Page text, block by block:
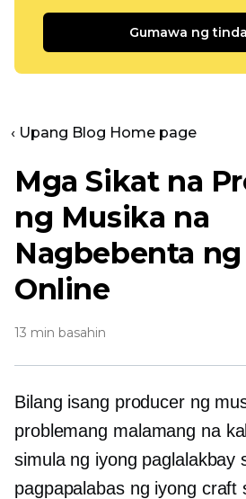
Gumawa ng
‹ Upang Blog Home page
Mga Sikat na
ng Musika na
Nagbebenta
Online
13 min basahin
Bilang isang producer ng
problemang malamang na
simula ng iyong paglalakbay
pagpapalabas ng iyong craft